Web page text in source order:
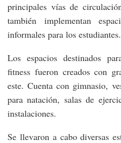
principales vías de
también implementan
informales para los estudiantes.
Los espacios destinados
fitness fueron creados con
este. Cuenta con gimnasio,
para natación, salas de
instalaciones.
Se llevaron a cabo diversas